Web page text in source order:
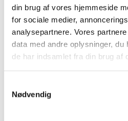
din brug af vores hjemmeside
for sociale medier,
analysepartnere. Vores
data med andre oplysninger, du
de har indsamlet fra din brug af
Nødvendig
Farvekode:
Sæde højde: 47
Sæde dybde:
Længde: 65
Bredde: